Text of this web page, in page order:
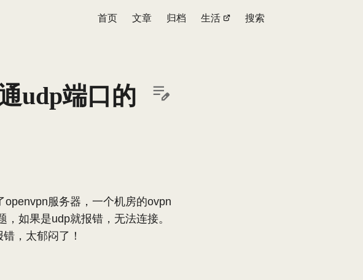
首页 文章 归档 生活 搜索
udp端口的
服务器，一个机房的ovpn
如果是udp就报错，无法连接。
，太郁闷了！